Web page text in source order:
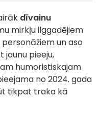
dīvainu
mirkļu ilggadējiem
un aso
jaunu pieeju,
humoristiskajam
no 2024. gada
tikpat traka kā